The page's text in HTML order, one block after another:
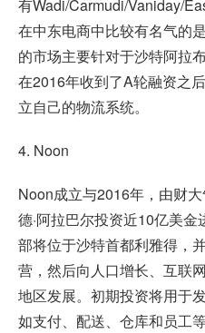
有Wadi/Carmudi/Vaniday/
在中东电商中比较有名气的
的市场主要针对于沙特阿拉
在2016年收到了A轮融资之
立自己的物流系统。
4. Noon
Noon成立与2016年，由财
德·阿拉巴尔投资近10亿美
部将位于沙特首都利雅得，
营，然后向人口增长、互联
地区发展。初期投资将用于
如支付、配送、仓库和员工